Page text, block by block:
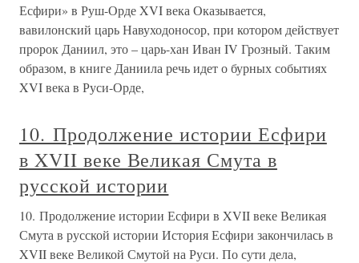
Есфири» в Руш-Орде XVI века Оказывается,
вавилонский царь Навуходоносор, при котором действует
пророк Даниил, это – царь-хан Иван IV Грозный. Таким
образом, в книге Даниила речь идет о бурных событиях
XVI века в Руси-Орде,
10. Продолжение истории Есфири
в XVII веке Великая Смута в
русской истории
10. Продолжение истории Есфири в XVII веке Великая
Смута в русской истории История Есфири закончилась в
XVII веке Великой Смутой на Руси. По сути дела,